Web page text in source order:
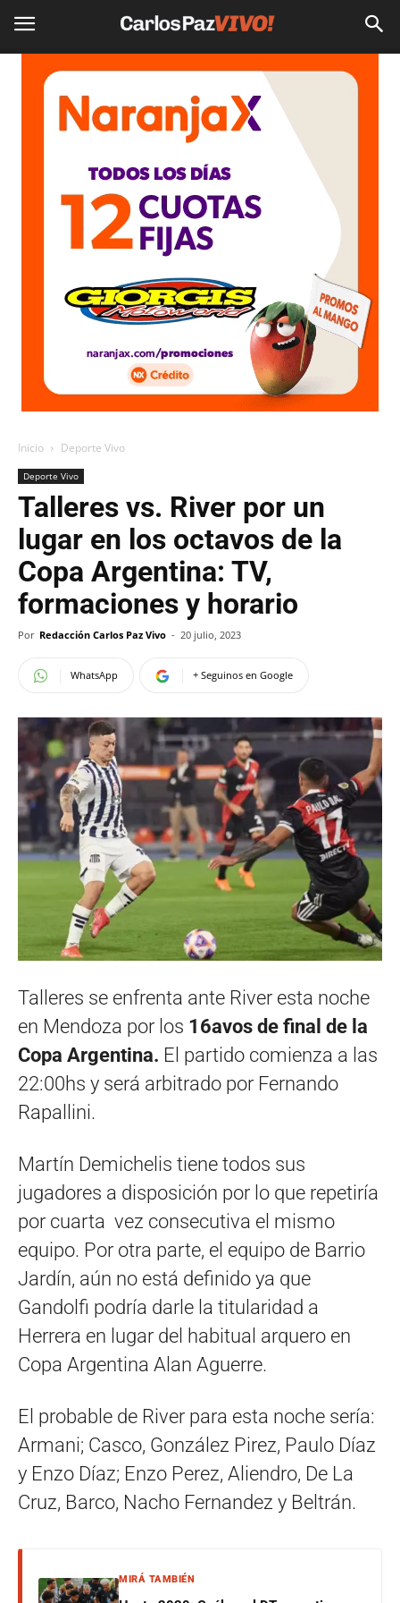
Inicio Deporte Vivo
Deporte Vivo
Talleres vs. River por un
lugar en los octavos de la
Copa Argentina: TV,
formaciones y horario
Por Redacción Carlos Paz Vivo - 20 julio, 2023
WhatsApp + Seguinos en Google
Talleres se enfrenta ante River esta noche
en Mendoza por los 16avos de final de la
Copa Argentina. El partido comienza a las
22:00hs y será arbitrado por Fernando
Rapallini.
Martín Demichelis tiene todos sus
jugadores a disposición por lo que repetiría
por cuarta vez consecutiva el mismo
equipo. Por otra parte, el equipo de Barrio
Jardín, aún no está definido ya que
Gandolfi podría darle la titularidad a
Herrera en lugar del habitual arquero en
Copa Argentina Alan Aguerre.
El probable de River para esta noche sería:
Armani; Casco, González Pirez, Paulo Díaz
y Enzo Díaz; Enzo Perez, Aliendro, De La
Cruz, Barco, Nacho Fernandez y Beltrán.
MIRÁ TAMBIÉN